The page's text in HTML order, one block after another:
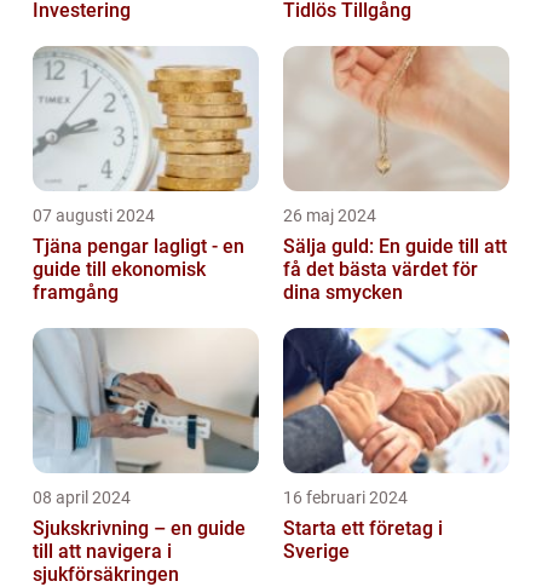
Investering
Tidlös Tillgång
07 augusti 2024
Tjäna pengar lagligt - en
guide till ekonomisk
framgång
26 maj 2024
Sälja guld: En guide till att
få det bästa värdet för
dina smycken
08 april 2024
Sjukskrivning – en guide
till att navigera i
sjukförsäkringen
16 februari 2024
Starta ett företag i
Sverige